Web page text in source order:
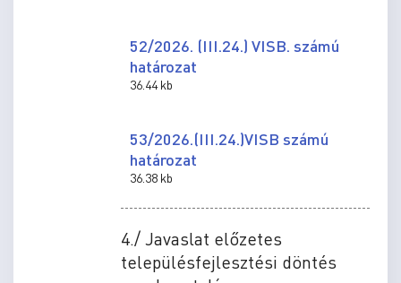
52/2026. (III.24.) VISB. számú
határozat
36.44 kb
53/2026.(III.24.)VISB számú
határozat
36.38 kb
4./ Javaslat előzetes
településfejlesztési döntés